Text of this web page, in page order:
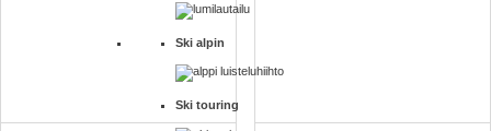
Ski alpin
Ski touring